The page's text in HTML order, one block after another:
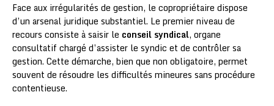
Face aux irrégularités de gestion, le copropriétaire dispose
d’un arsenal juridique substantiel. Le premier niveau de
recours consiste à saisir le conseil syndical, organe
consultatif chargé d’assister le syndic et de contrôler sa
gestion. Cette démarche, bien que non obligatoire, permet
souvent de résoudre les difficultés mineures sans procédure
contentieuse.